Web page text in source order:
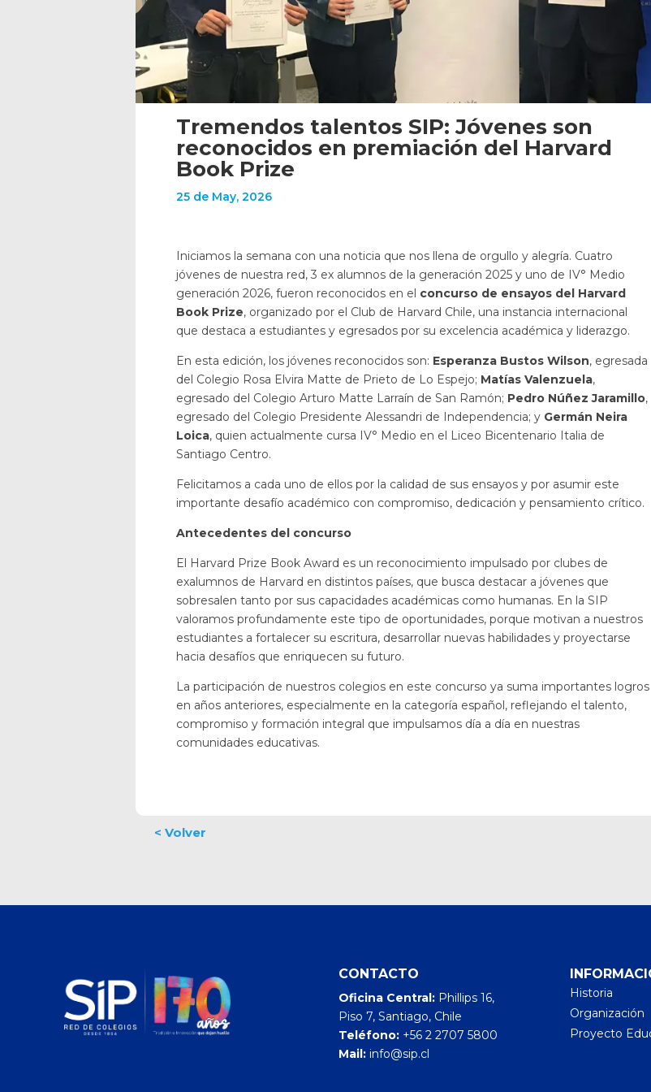
Tremendos talentos SIP: Jóvenes son
reconocidos en premiación del Harvard
Book Prize
25 de May, 2026
Iniciamos la semana con una noticia que nos llena de orgullo y alegría. Cuatro
jóvenes de nuestra red, 3 ex alumnos de la generación 2025 y uno de IV° Medio
generación 2026, fueron reconocidos en el concurso de ensayos del Harvard
Book Prize, organizado por el Club de Harvard Chile, una instancia internacional
que destaca a estudiantes y egresados por su excelencia académica y liderazgo.
En esta edición, los jóvenes reconocidos son: Esperanza Bustos Wilson, egresada
del Colegio Rosa Elvira Matte de Prieto de Lo Espejo; Matías Valenzuela,
egresado del Colegio Arturo Matte Larraín de San Ramón; Pedro Núñez Jaramillo,
egresado del Colegio Presidente Alessandri de Independencia; y Germán Neira
Loica, quien actualmente cursa IV° Medio en el Liceo Bicentenario Italia de
Santiago Centro.
Felicitamos a cada uno de ellos por la calidad de sus ensayos y por asumir este
importante desafío académico con compromiso, dedicación y pensamiento crítico.
Antecedentes del concurso
El Harvard Prize Book Award es un reconocimiento impulsado por clubes de
exalumnos de Harvard en distintos países, que busca destacar a jóvenes que
sobresalen tanto por sus capacidades académicas como humanas. En la SIP
valoramos profundamente este tipo de oportunidades, porque motivan a nuestros
estudiantes a fortalecer su escritura, desarrollar nuevas habilidades y proyectarse
hacia desafíos que enriquecen su futuro.
La participación de nuestros colegios en este concurso ya suma importantes logros
en años anteriores, especialmente en la categoría español, reflejando el talento,
compromiso y formación integral que impulsamos día a día en nuestras
comunidades educativas.
CONTACTO
Oficina Central:Phillips 16,
Piso 7, Santiago, Chile
Teléfono:+56 2 2707 5800
Mail:info@sip.cl
Historia
Organización
Proyecto